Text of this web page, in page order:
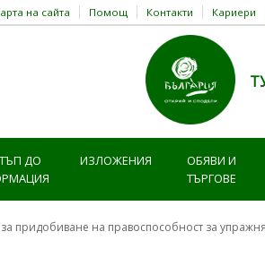
на сайта Помощ Контакти Кариери
ДО
ИЗЛОЖЕНИЯ
ОБЯВИ И
ТЪРГОВЕ
придобиване на правоспособност за